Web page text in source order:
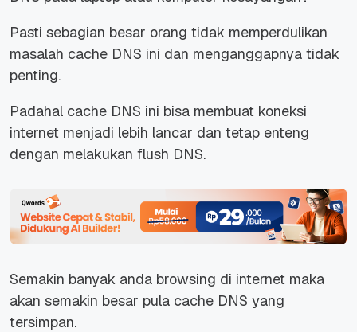
Pasti sebagian besar orang tidak memperdulikan
masalah cache DNS ini dan menganggapnya tidak
penting.
Padahal cache DNS ini bisa membuat koneksi
internet menjadi lebih lancar dan tetap enteng
dengan melakukan flush DNS.
Semakin banyak anda browsing di internet maka
akan semakin besar pula cache DNS yang
tersimpan.